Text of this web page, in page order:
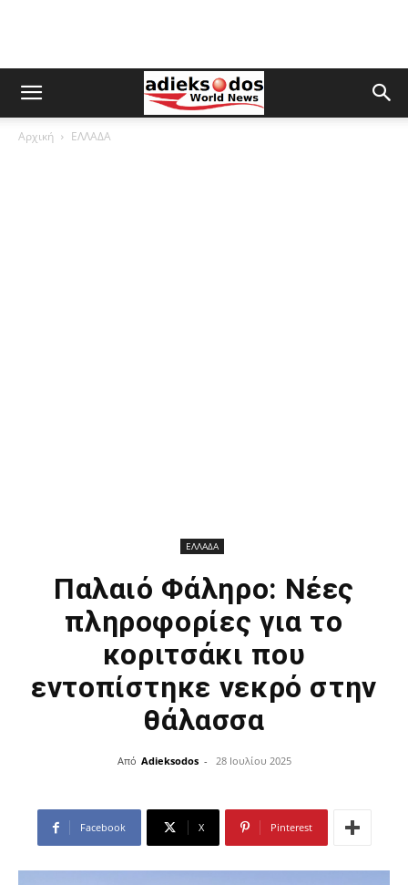
Αρχική ΕΛΛΑΔΑ
ΕΛΛΑΔΑ
Παλαιό Φάληρο: Νέες
πληροφορίες για το
κοριτσάκι που
εντοπίστηκε νεκρό στην
θάλασσα
Από Adieksodos - 28 Ιουλίου 2025
Facebook X Pinterest